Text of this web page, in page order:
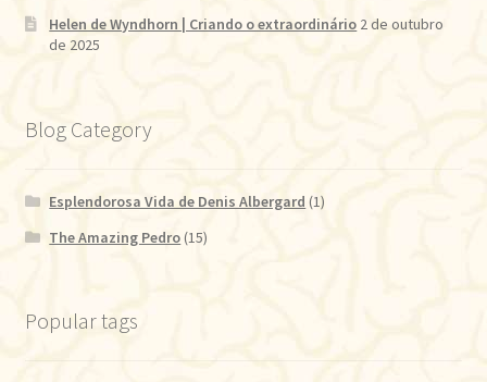
Helen de Wyndhorn | Criando o extraordinário 2 de outubro
de 2025
Blog Category
Esplendorosa Vida de Denis Albergard (1)
The Amazing Pedro (15)
Popular tags